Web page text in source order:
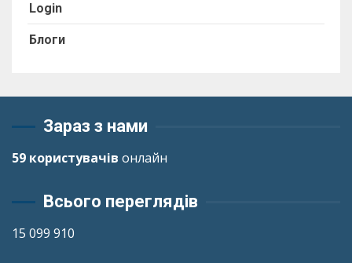
Login
Блоги
Зараз з нами
59 користувачів онлайн
Всього переглядів
15 099 910